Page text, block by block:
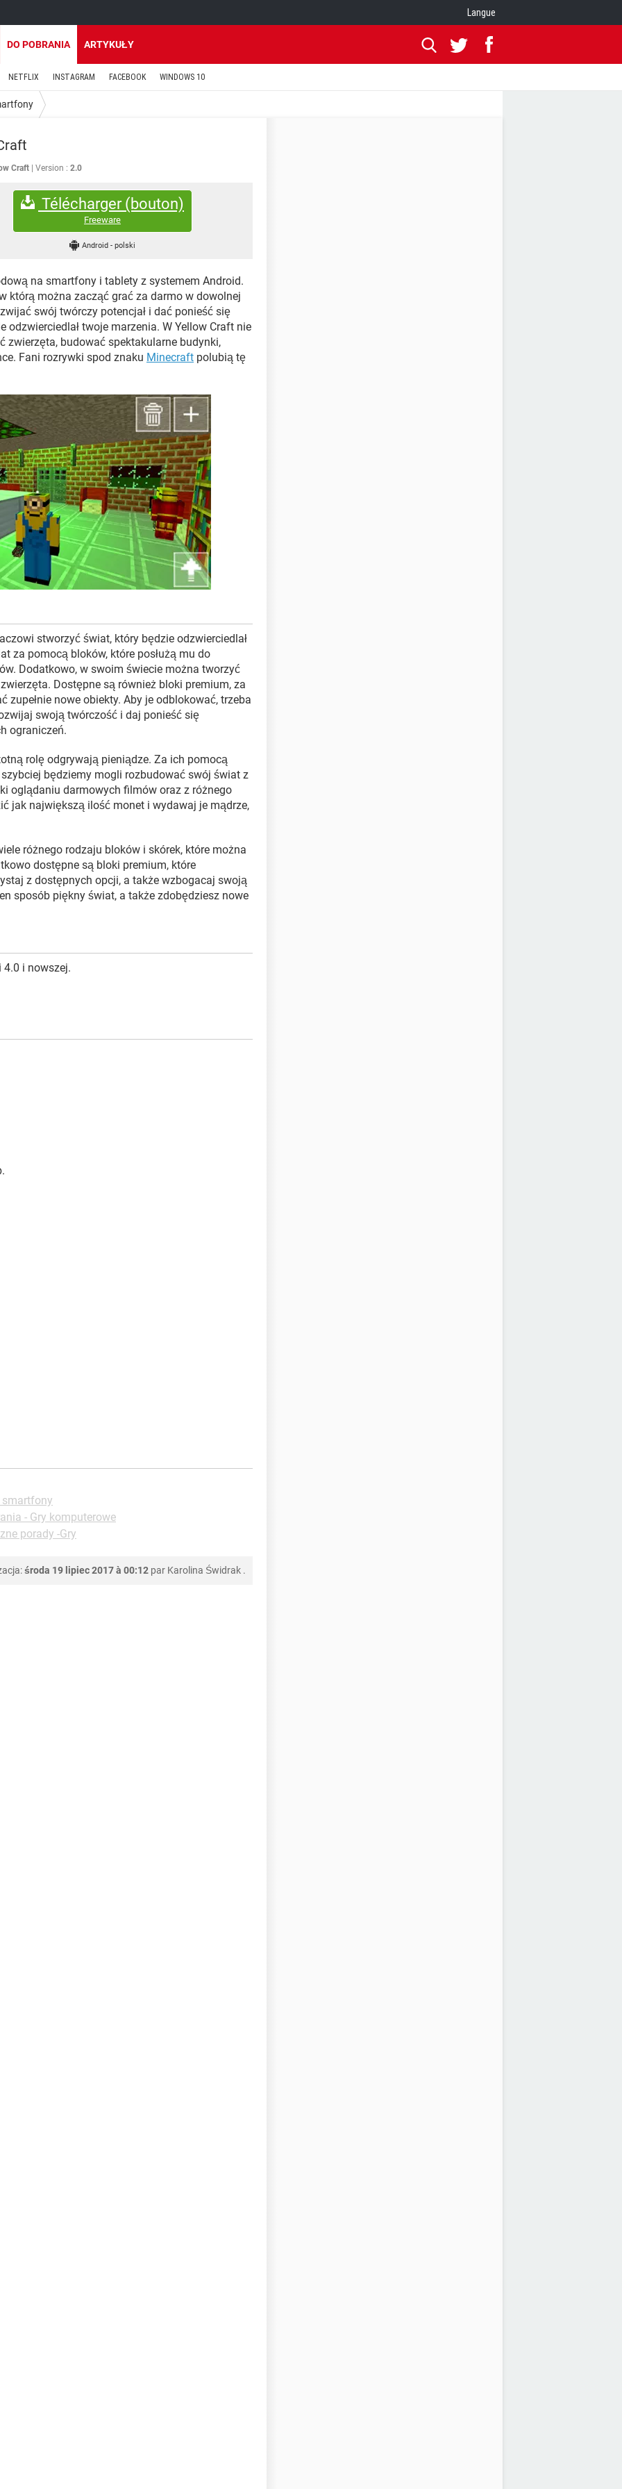
Langue
DO POBRANIA ARTYKUŁY
NETFLIX INSTAGRAM FACEBOOK WINDOWS 10
Craft Version : 2.0
Télécharger (bouton)
Freeware
Android - polski
na smartfony i tablety z systemem Android.
którą można zacząć grać za darmo w dowolnej
swój twórczy potencjał i dać ponieść się
odzwierciedlał twoje marzenia. W Yellow Craft nie
zwierzęta, budować spektakularne budynki,
Fani rozrywki spod znaku Minecraft polubią tę
stworzyć świat, który będzie odzwierciedlał
za pomocą bloków, które posłużą mu do
Dodatkowo, w swoim świecie można tworzyć
Dostępne są również bloki premium, za
nowe obiekty. Aby je odblokować, trzeba
swoją twórczość i daj ponieść się
ograniczeń.
rolę odgrywają pieniądze. Za ich pomocą
będziemy mogli rozbudować swój świat z
oglądaniu darmowych filmów oraz z różnego
jak największą ilość monet i wydawaj je mądrze,
różnego rodzaju bloków i skórek, które można
dostępne są bloki premium, które
z dostępnych opcji, a także wzbogacaj swoją
sposób piękny świat, a także zdobędziesz nowe
4.0 i nowszej.
smartfony
- Gry komputerowe
porady -Gry
środa 19 lipiec 2017 à 00:12 par Karolina Świdrak .